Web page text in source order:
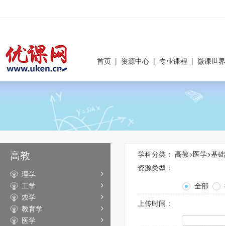
首页 | 资源中心 | 专业课程 | 微课世界
高教
理学
工学
农学
教育学
医学
学科分类： 高教>医学>基
资源类型：
全部
上传时间：